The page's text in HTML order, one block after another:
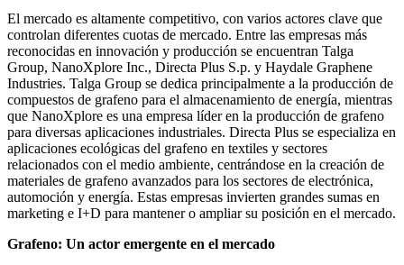
El mercado es altamente competitivo, con varios actores clave que
controlan diferentes cuotas de mercado. Entre las empresas más
reconocidas en innovación y producción se encuentran Talga
Group, NanoXplore Inc., Directa Plus S.p. y Haydale Graphene
Industries. Talga Group se dedica principalmente a la producción de
compuestos de grafeno para el almacenamiento de energía, mientras
que NanoXplore es una empresa líder en la producción de grafeno
para diversas aplicaciones industriales. Directa Plus se especializa en
aplicaciones ecológicas del grafeno en textiles y sectores
relacionados con el medio ambiente, centrándose en la creación de
materiales de grafeno avanzados para los sectores de electrónica,
automoción y energía. Estas empresas invierten grandes sumas en
marketing e I+D para mantener o ampliar su posición en el mercado.
Grafeno: Un actor emergente en el mercado